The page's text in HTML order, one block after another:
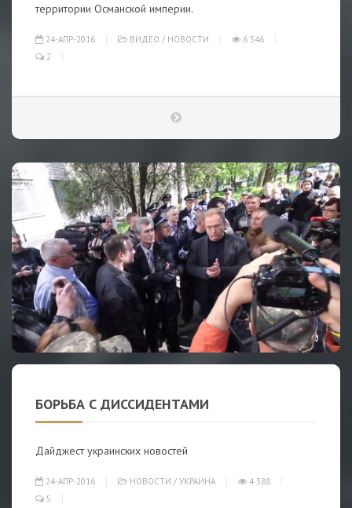
территории Османской империи.
24-АПР-2016 ВИДЕО / НОВОСТИ
6 546
2
БОРЬБА С ДИССИДЕНТАМИ
Дайджест украинских новостей
24-АПР-2016 НОВОСТИ / УКРАИНА
4 388
5